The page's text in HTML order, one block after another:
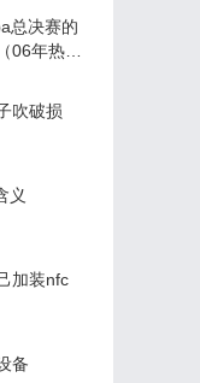
总决赛的
06年热火
吹破损
义
加装nfc
备